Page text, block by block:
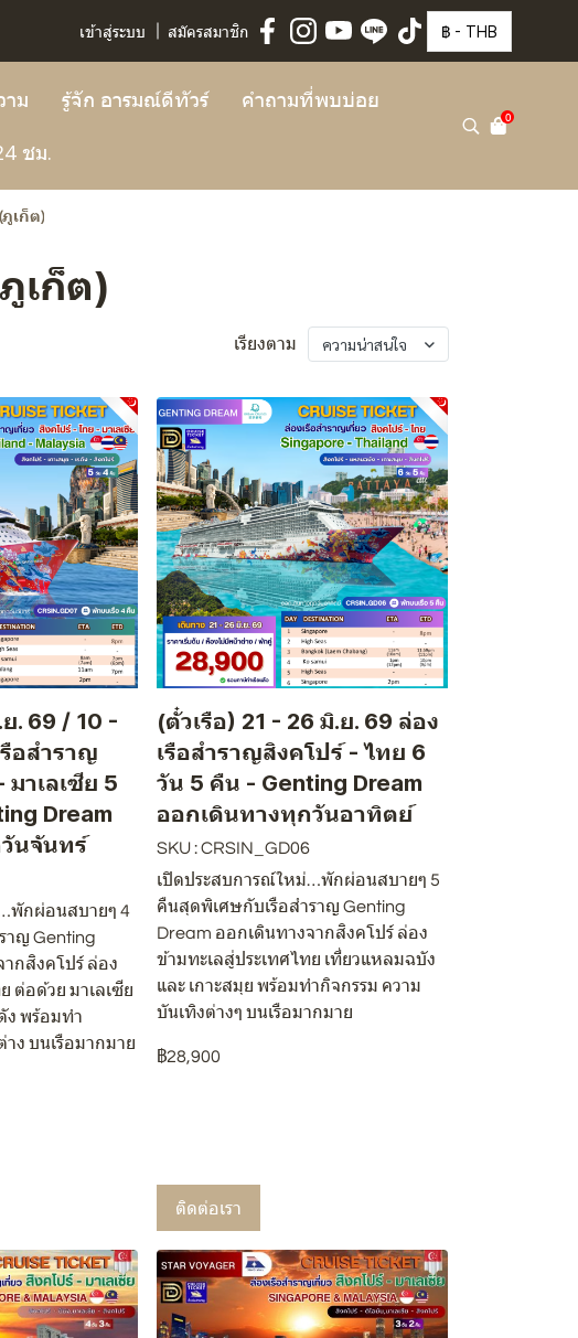
เข้าสู่ระบบ สมัครสมาชิก ฿ - THB
ม รู้จัก อารมณ์ดีทัวร์
คำถามที่พบบ่อย
ชม.
0
ภูเก็ต)
เก็ต)
เรียงตาม ความน่าสนใจ
. 69 / 10 -
อสำราญ
าเลเซีย 5
Dream
นจันทร์
พักผ่อนสบายๆ 4
าญ Genting
กสิงคโปร์ ล่อง
ต่อด้วย มาเลเซีย
ง พร้อมทำ
ง บนเรือมากมาย
(ตั๋วเรือ) 21 - 26 มิ.ย. 69 ล่อง
เรือสำราญสิงคโปร์ - ไทย 6
วัน 5 คืน - Genting Dream
ออกเดินทางทุกวันอาทิตย์
SKU : CRSIN_GD06
เปิดประสบการณ์ใหม่…พักผ่อนสบายๆ 5
คืนสุดพิเศษกับเรือสำราญ Genting
Dream ออกเดินทางจากสิงคโปร์ ล่อง
ข้ามทะเลสู่ประเทศไทย เที่ยวแหลมฉบัง
และ เกาะสมุย พร้อมทำกิจกรรม ความ
บันเทิงต่างๆ บนเรือมากมาย
฿28,900
ติดต่อเรา